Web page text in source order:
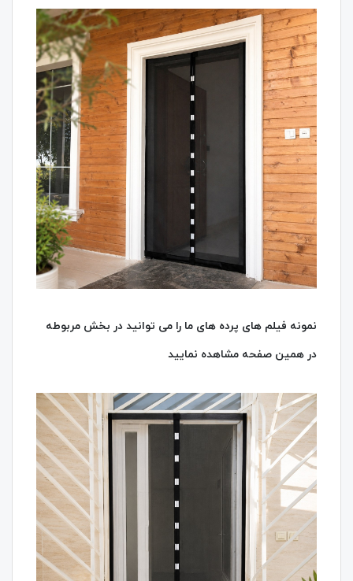
نمونه فیلم های پرده های ما را می توانید در بخش مربوطه
در همین صفحه مشاهده نمایید